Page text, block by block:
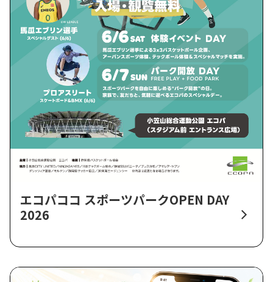
エコパココ スポーツパークOPEN DAY
2026